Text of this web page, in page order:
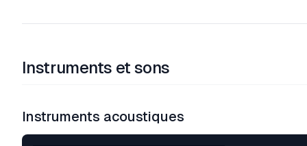
Instruments et sons
Instruments acoustiques